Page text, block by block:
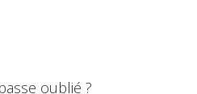
oublié ?